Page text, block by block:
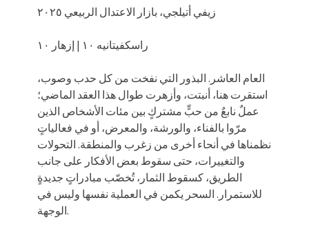
زيفي أتيلجي، بازار الاعتدال الربيعي ٢٠٢٥
راسكفيتانيه ١٠ | إزهار ١٠
العام العاشر. البذور التي نفخت من كل حدب وصوب،
استقرت هنا، أنبتت، وأزهرت طوال هذا العقد الماضي؛
عملٌ نابعٌ من حبٍّ مشتركٍ بين مئات الأشخاص الذين
مرّوا بالفناء، والورشة، والمعرض، أو في فعالياتٍ
نظمناها في أنحاء أخرى من زغرب والمنطقة. التحولات
والتغييرات، حتى سقوط بعض الأفكار على جانب
الطريق، كسقوط الثمار، تُخصّب مبادراتٍ جديدةٍ
للاستمرار. السحر يكمن في العملية نفسها وليس في
الوجهة.